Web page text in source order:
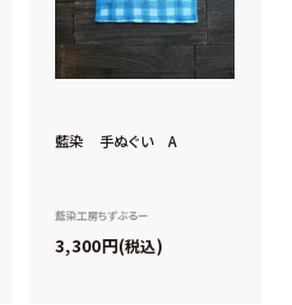
藍染 手ぬぐい A
藍染工房ちずぶるー
3,300 税込